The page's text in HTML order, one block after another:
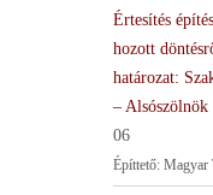
Értesítés
hozott
határozat:
– Alsószölnök
06
Építtető: Magyar